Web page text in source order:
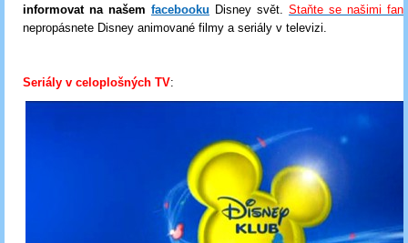
informovat na našem facebooku Disney svět. Staňte se našimi
nepropásnete Disney animované filmy a seriály v televizi.
Seriály v celoplošných TV: